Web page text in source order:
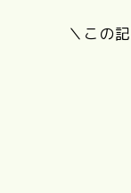
＼この